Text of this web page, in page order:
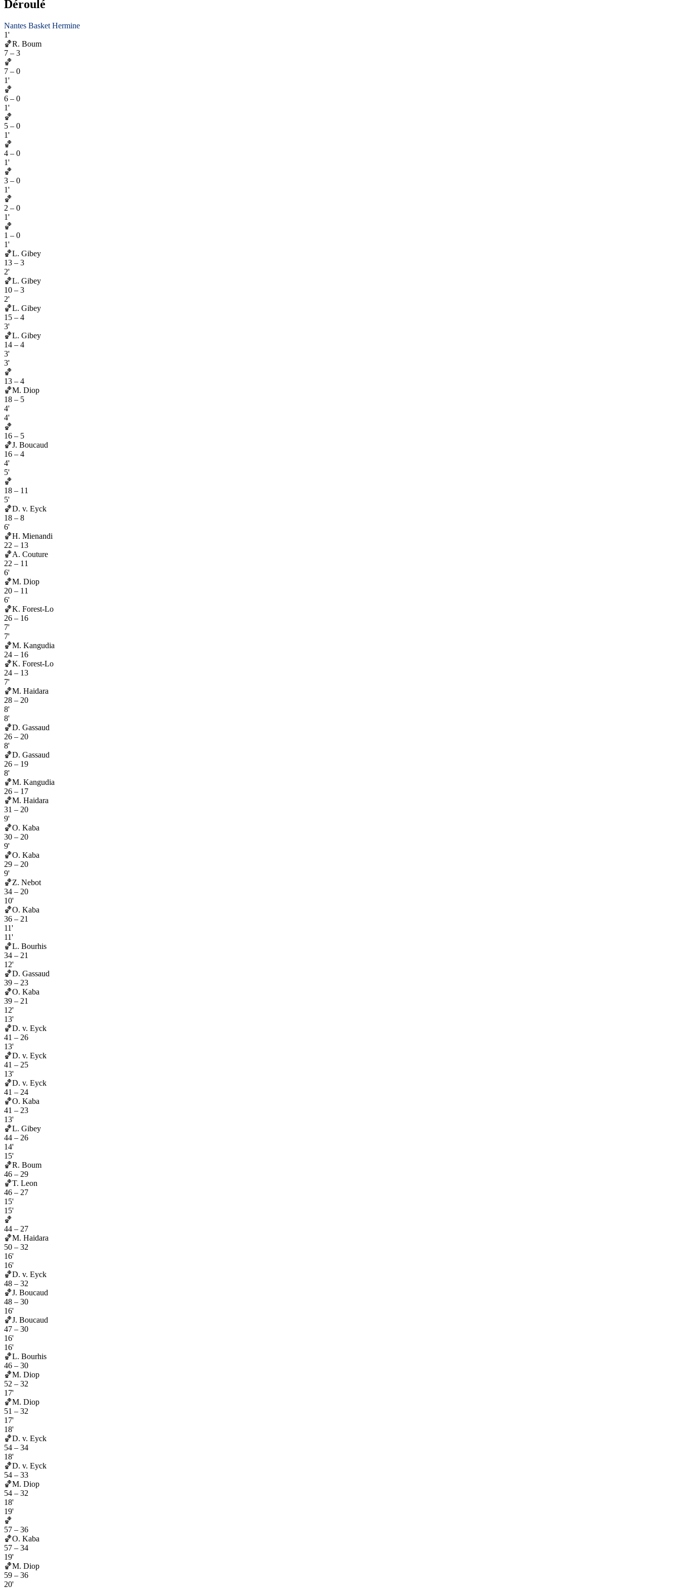
Déroulé
Nantes Basket Hermine
1'
🏀R. Boum
7 – 3
🏀
7 – 0
1'
🏀
6 – 0
1'
🏀
5 – 0
1'
🏀
4 – 0
1'
🏀
3 – 0
1'
🏀
2 – 0
1'
🏀
1 – 0
1'
🏀L. Gibey
13 – 3
2'
🏀L. Gibey
10 – 3
2'
🏀L. Gibey
15 – 4
3'
🏀L. Gibey
14 – 4
3'
3'
🏀
13 – 4
🏀M. Diop
18 – 5
4'
4'
🏀
16 – 5
🏀J. Boucaud
16 – 4
4'
5'
🏀
18 – 11
5'
🏀D. v. Eyck
18 – 8
6'
🏀H. Mienandi
22 – 13
🏀A. Couture
22 – 11
6'
🏀M. Diop
20 – 11
6'
🏀K. Forest-Lo
26 – 16
7'
7'
🏀M. Kangudia
24 – 16
🏀K. Forest-Lo
24 – 13
7'
🏀M. Haidara
28 – 20
8'
8'
🏀D. Gassaud
26 – 20
8'
🏀D. Gassaud
26 – 19
8'
🏀M. Kangudia
26 – 17
🏀M. Haidara
31 – 20
9'
🏀O. Kaba
30 – 20
9'
🏀O. Kaba
29 – 20
9'
🏀Z. Nebot
34 – 20
10'
🏀O. Kaba
36 – 21
11'
11'
🏀L. Bourhis
34 – 21
12'
🏀D. Gassaud
39 – 23
🏀O. Kaba
39 – 21
12'
13'
🏀D. v. Eyck
41 – 26
13'
🏀D. v. Eyck
41 – 25
13'
🏀D. v. Eyck
41 – 24
🏀O. Kaba
41 – 23
13'
🏀L. Gibey
44 – 26
14'
15'
🏀R. Boum
46 – 29
🏀T. Leon
46 – 27
15'
15'
🏀
44 – 27
🏀M. Haidara
50 – 32
16'
16'
🏀D. v. Eyck
48 – 32
🏀J. Boucaud
48 – 30
16'
🏀J. Boucaud
47 – 30
16'
16'
🏀L. Bourhis
46 – 30
🏀M. Diop
52 – 32
17'
🏀M. Diop
51 – 32
17'
18'
🏀D. v. Eyck
54 – 34
18'
🏀D. v. Eyck
54 – 33
🏀M. Diop
54 – 32
18'
19'
🏀
57 – 36
🏀O. Kaba
57 – 34
19'
🏀M. Diop
59 – 36
20'